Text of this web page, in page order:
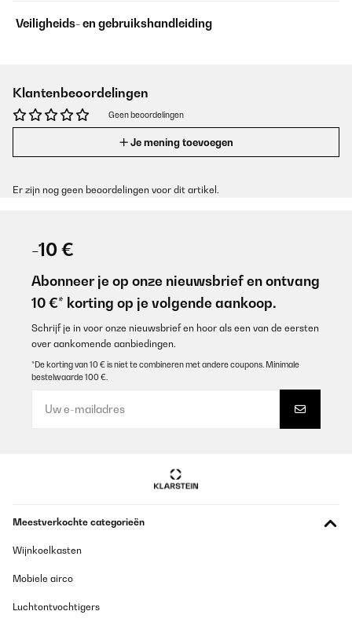
Veiligheids- en gebruikshandleiding
Klantenbeoordelingen
Geen beoordelingen
Je mening toevoegen
Er zijn nog geen beoordelingen voor dit artikel.
-10 €
Abonneer je op onze nieuwsbrief en ontvang
10 €* korting op je volgende aankoop.
Schrijf je in voor onze nieuwsbrief en hoor als een van de eersten
over aankomende aanbiedingen.
*De korting van 10 € is niet te combineren met andere coupons. Minimale
bestelwaarde 100 €.
Meestverkochte categorieën
Wijnkoelkasten
Mobiele airco
Luchtontvochtigers